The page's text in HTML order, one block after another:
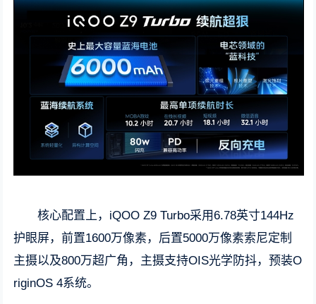
核心配置上，iQOO Z9 Turbo采用6.78英寸144Hz
护眼屏，前置1600万像素，后置5000万像素索尼定制
主摄以及800万超广角，主摄支持OIS光学防抖，预装O
riginOS 4系统。